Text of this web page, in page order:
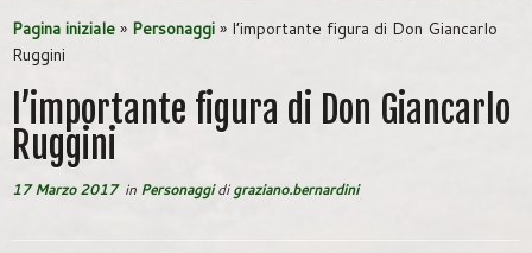
contenuto
Pagina iniziale » Personaggi » l’importante figura di Don Giancarlo
Ruggini
l’importante figura di Don Giancarlo
Ruggini
17 Marzo 2017in Personaggidigraziano.bernardini